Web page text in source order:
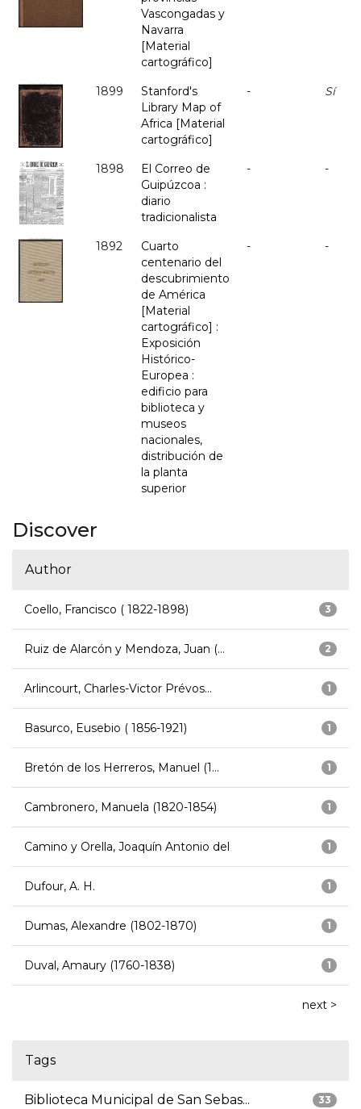
Vascongadas y
Navarra
[Material
cartográfico]
1899
Stanford's
Library Map of
Africa [Material
cartográfico]
- Sí
1898
El Correo de
Guipúzcoa :
diario
tradicionalista
- -
1892
Cuarto
centenario del
descubrimiento
de América
[Material
cartográfico] :
Exposición
Histórico-
Europea :
edificio para
biblioteca y
museos
nacionales,
distribución de
la planta
superior
- -
Discover
Author
3
Coello, Francisco ( 1822-1898)
2
Ruiz de Alarcón y Mendoza, Juan (...
1
Arlincourt, Charles-Victor Prévos...
1
Basurco, Eusebio ( 1856-1921)
1
Bretón de los Herreros, Manuel (1...
1
Cambronero, Manuela (1820-1854)
1
Camino y Orella, Joaquín Antonio del
1
Dufour, A. H.
1
Dumas, Alexandre (1802-1870)
1
Duval, Amaury (1760-1838)
next >
Tags
33
Biblioteca Municipal de San Sebas...